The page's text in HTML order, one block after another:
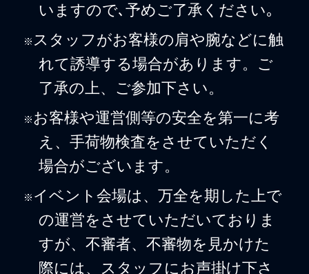
いますので､予めご了承ください｡
※ スタッフがお客様の肩や腕などに触
れて誘導する場合があります。ご
了承の上、ご参加下さい。
※ お客様や運営側等の安全を第一に考
え、手荷物検査をさせていただく
場合がございます。
※ イベント会場は、万全を期した上で
の運営をさせていただいておりま
すが、不審者、不審物を見かけた
際には、スタッフにお声掛け下さ